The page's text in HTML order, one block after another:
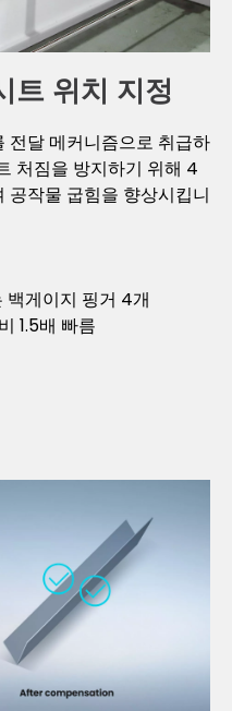
트 위치 지정
전달 메커니즘으로 취급하
처짐을 방지하기 위해 4
공작물 굽힘을 향상시킵니
백게이지 핑거 4개
1.5배 빠름